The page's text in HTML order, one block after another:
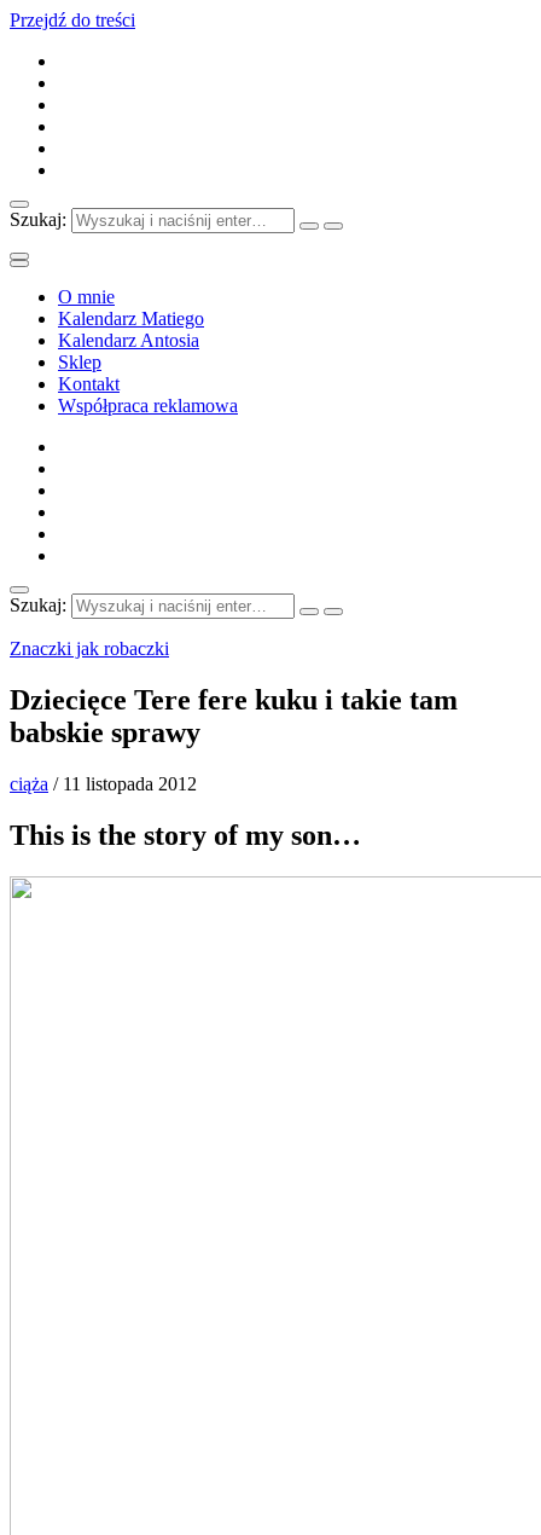
Przejdź do treści
Szukaj:
O mnie
Kalendarz Matiego
Kalendarz Antosia
Sklep
Kontakt
Współpraca reklamowa
Szukaj:
Znaczki jak robaczki
Dziecięce Tere fere kuku i takie tam
babskie sprawy
ciąża / 11 listopada 2012
This is the story of my son…